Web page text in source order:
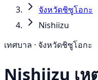
จังหวัดชิซูโอกะ
Nishiizu
เทศบาล · จังหวัดชิซูโอกะ
Nishiizu เ